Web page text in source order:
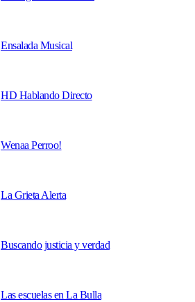
Ensalada Musical
HD Hablando Directo
Wenaa Perroo!
La Grieta Alerta
Buscando justicia y verdad
Las escuelas en La Bulla